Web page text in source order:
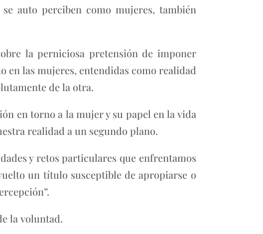
auto perciben como mujeres, también
la perniciosa pretensión de imponer
en las mujeres, entendidas como realidad
de la otra.
en torno a la mujer y su papel en la vida
realidad a un segundo plano.
y retos particulares que enfrentamos
un título susceptible de apropiarse o
la voluntad.